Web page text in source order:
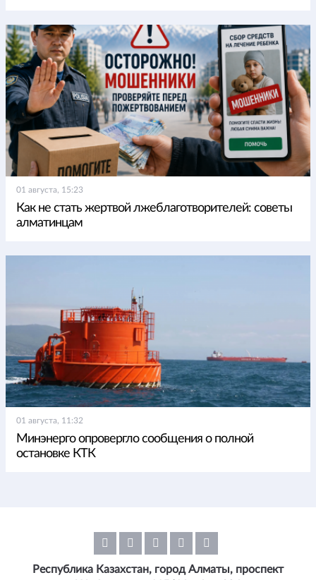
01 августа, 15:23
Как не стать жертвой лжеблаготворителей: советы
алматинцам
01 августа, 11:32
Минэнерго опровергло сообщения о полной
остановке КТК
Республика Казахстан, город Алматы, проспект